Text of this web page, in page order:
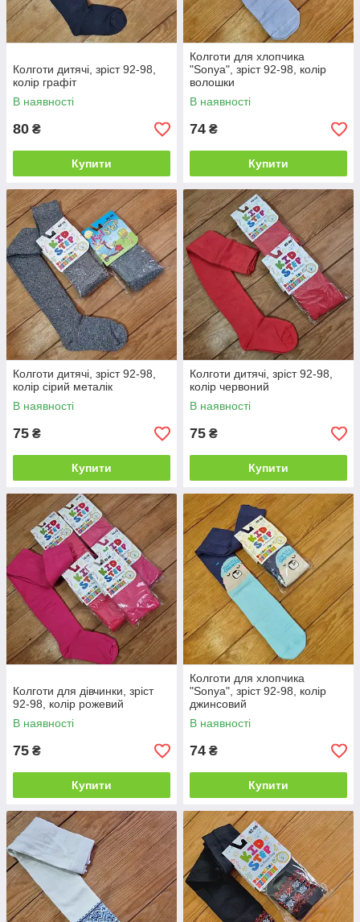
Колготи дитячі, зріст 92-98,
колір графіт
В наявності
80 ₴
Купити
Колготи для хлопчика
"Sonya", зріст 92-98, колір
волошки
В наявності
74 ₴
Купити
Колготи дитячі, зріст 92-98,
колір сірий металік
В наявності
75 ₴
Купити
Колготи дитячі, зріст 92-98,
колір червоний
В наявності
75 ₴
Купити
Колготи для дівчинки, зріст
92-98, колір рожевий
В наявності
75 ₴
Купити
Колготи для хлопчика
"Sonya", зріст 92-98, колір
джинсовий
В наявності
74 ₴
Купити